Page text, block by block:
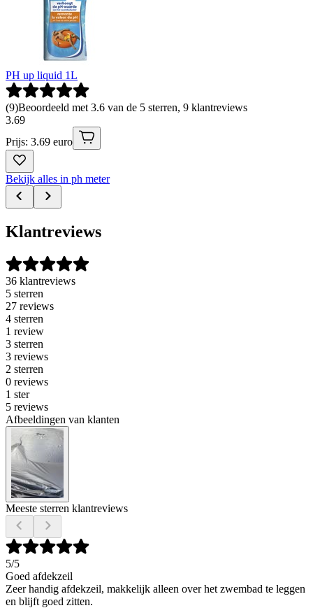
PH up liquid 1L
(9)Beoordeeld met 3.6 van de 5 sterren, 9 klantreviews
3.69
Prijs: 3.69 euro
Bekijk alles in ph meter
Klantreviews
36 klantreviews
5 sterren
27 reviews
4 sterren
1 review
3 sterren
3 reviews
2 sterren
0 reviews
1 ster
5 reviews
Afbeeldingen van klanten
Meeste sterren klantreviews
5/5
Goed afdekzeil
Zeer handig afdekzeil, makkelijk alleen over het zwembad te leggen
en blijft goed zitten.